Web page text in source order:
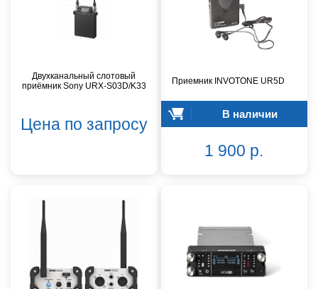
Двухканальный слотовый
приёмник Sony URX-S03D/K33
Цена по запросу
Приемник INVOTONE UR5D
В наличии
1 900 р.